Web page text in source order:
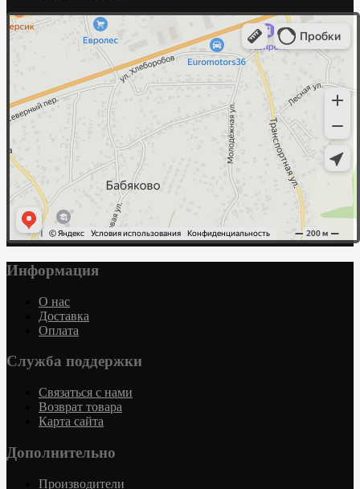
Информация
О нас
Доставка
Оплата
Служба поддержки
Связаться с нами
Возврат товара
Карта сайта
Дополнительно
Производители